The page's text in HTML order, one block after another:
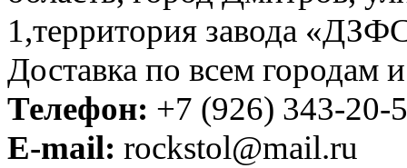
1,территория завода
Доставка по всем городам
Телефон: +7 (926) 343-20-
E-mail: rockstol@mail.ru